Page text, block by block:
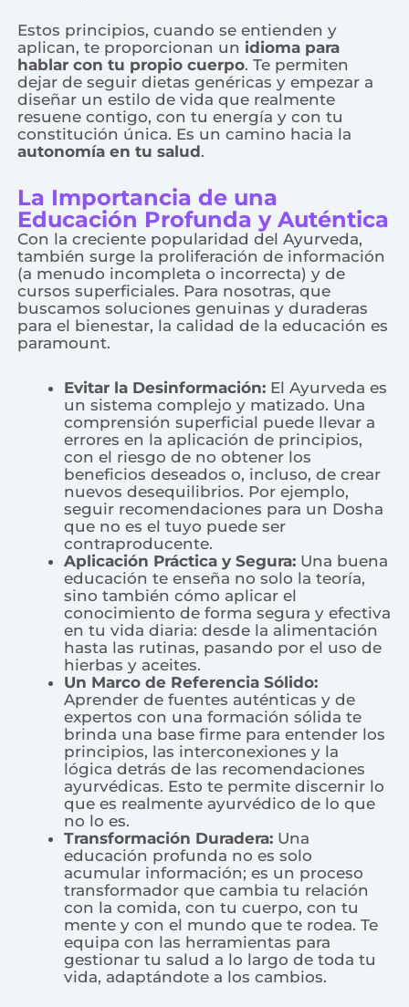
Estos principios, cuando se entienden y
aplican, te proporcionan un idioma para
hablar con tu propio cuerpo. Te permiten
dejar de seguir dietas genéricas y empezar a
diseñar un estilo de vida que realmente
resuene contigo, con tu energía y con tu
constitución única. Es un camino hacia la
autonomía en tu salud.
La Importancia de una
Educación Profunda y Auténtica
Con la creciente popularidad del Ayurveda,
también surge la proliferación de información
(a menudo incompleta o incorrecta) y de
cursos superficiales. Para nosotras, que
buscamos soluciones genuinas y duraderas
para el bienestar, la calidad de la educación es
paramount.
Evitar la Desinformación: El Ayurveda es
un sistema complejo y matizado. Una
comprensión superficial puede llevar a
errores en la aplicación de principios,
con el riesgo de no obtener los
beneficios deseados o, incluso, de crear
nuevos desequilibrios. Por ejemplo,
seguir recomendaciones para un Dosha
que no es el tuyo puede ser
contraproducente.
Aplicación Práctica y Segura: Una buena
educación te enseña no solo la teoría,
sino también cómo aplicar el
conocimiento de forma segura y efectiva
en tu vida diaria: desde la alimentación
hasta las rutinas, pasando por el uso de
hierbas y aceites.
Un Marco de Referencia Sólido:
Aprender de fuentes auténticas y de
expertos con una formación sólida te
brinda una base firme para entender los
principios, las interconexiones y la
lógica detrás de las recomendaciones
ayurvédicas. Esto te permite discernir lo
que es realmente ayurvédico de lo que
no lo es.
Transformación Duradera: Una
educación profunda no es solo
acumular información; es un proceso
transformador que cambia tu relación
con la comida, con tu cuerpo, con tu
mente y con el mundo que te rodea. Te
equipa con las herramientas para
gestionar tu salud a lo largo de toda tu
vida, adaptándote a los cambios.